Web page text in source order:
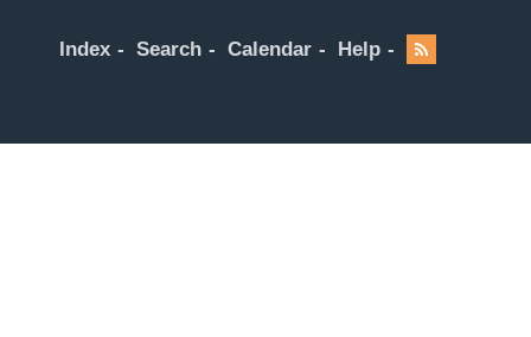
Index Search Calendar Help